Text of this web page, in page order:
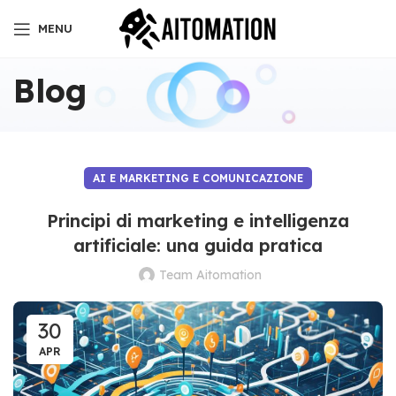
MENU
Blog
AI E MARKETING E COMUNICAZIONE
Principi di marketing e intelligenza
artificiale: una guida pratica
Team Aitomation
30
APR